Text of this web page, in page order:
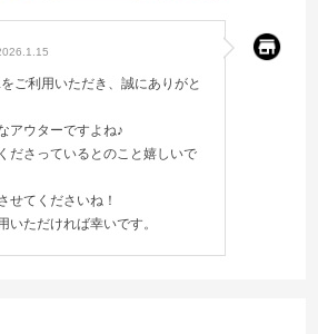
ご利用いただき、誠にありがと
アウターですよね♪
ださっているとのこと嬉しいで
せてくださいね！
いただければ幸いです。